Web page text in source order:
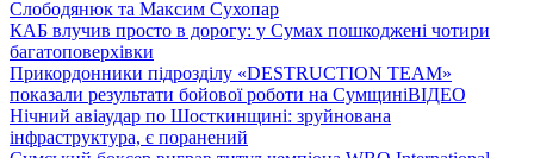
Слободянюк та Максим Сухопар
КАБ влучив просто в дорогу: у Сумах пошкоджені чотири
багатоповерхівки
Прикордонники підрозділу «DESTRUCTION TEAM»
показали результати бойової роботи на СумщиніВІДЕО
Нічний авіаудар по Шосткинщині: зруйнована
інфраструктура, є поранений